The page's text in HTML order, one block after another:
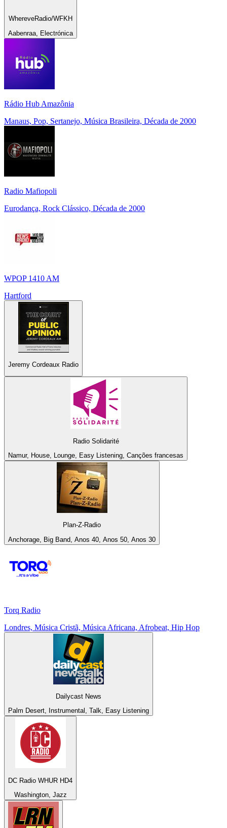
WhereveRadio/WFKH
Aabenraa, Electrónica
Rádio Hub Amazônia
Manaus, Pop, Sertanejo, Música Brasileira, Década de 2000
Radio Mafiopoli
Eurodança, Rock Clássico, Década de 2000
WPOP 1410 AM
Hartford
Jeremy Cordeaux Radio
Radio Solidarité
Namur, House, Lounge, Easy Listening, Canções francesas
Plan-Z-Radio
Anchorage, Big Band, Anos 40, Anos 50, Anos 30
Torq Radio
Londres, Música Cristã, Música Africana, Afrobeat, Hip Hop
Dailycast News
Palm Desert, Instrumental, Talk, Easy Listening
DC Radio WHUR HD4
Washington, Jazz